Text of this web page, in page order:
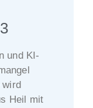
und KI-
Heil mit